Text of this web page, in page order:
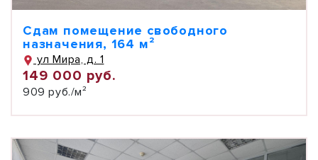
Сдам помещение свободного
назначения, 164 м²
ул Мира, д. 1
149 000 руб.
909 руб./м²